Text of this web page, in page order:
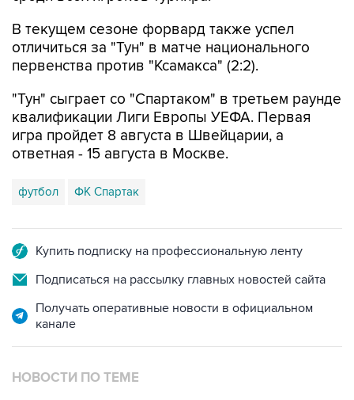
В текущем сезоне форвард также успел
отличиться за "Тун" в матче национального
первенства против "Ксамакса" (2:2).
"Тун" сыграет со "Спартаком" в третьем раунде
квалификации Лиги Европы УЕФА. Первая
игра пройдет 8 августа в Швейцарии, а
ответная - 15 августа в Москве.
футбол ФК Спартак
Купить подписку на профессиональную ленту
Подписаться на рассылку главных новостей сайта
Получать оперативные новости в официальном
канале
НОВОСТИ ПО ТЕМЕ